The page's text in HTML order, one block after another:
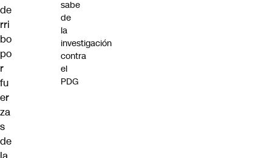
de
rri
bo
po
r
fu
er
za
s
de
sabe
de
la
investigación
contra
el
PDG